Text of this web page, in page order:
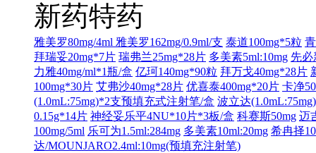
新药特药
雅美罗80mg/4ml 雅美罗162mg/0.9ml/支 泰道100mg*5粒
拜瑞妥20mg*7片 瑞弗兰25mg*28片 多美素5ml:10mg 先必
力雅40mg/ml*1瓶/盒 亿珂140mg*90粒 拜万戈40mg*28片
100mg*30片 艾弗沙40mg*28片 优喜泰400mg*20片 卡净
(1.0mL:75mg)*2支预填充式注射笔/盒 波立达
0.15g*14片 神经妥乐平4NU*10片*3板/盒 科赛斯50mg 迈
100mg/5ml 乐可为1.5ml:284mg 多美素10ml:20mg 希冉择
达/MOUNJARO2.4ml:10mg(预填充注射笔)